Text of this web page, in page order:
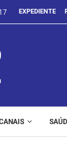
EXPEDIENTE